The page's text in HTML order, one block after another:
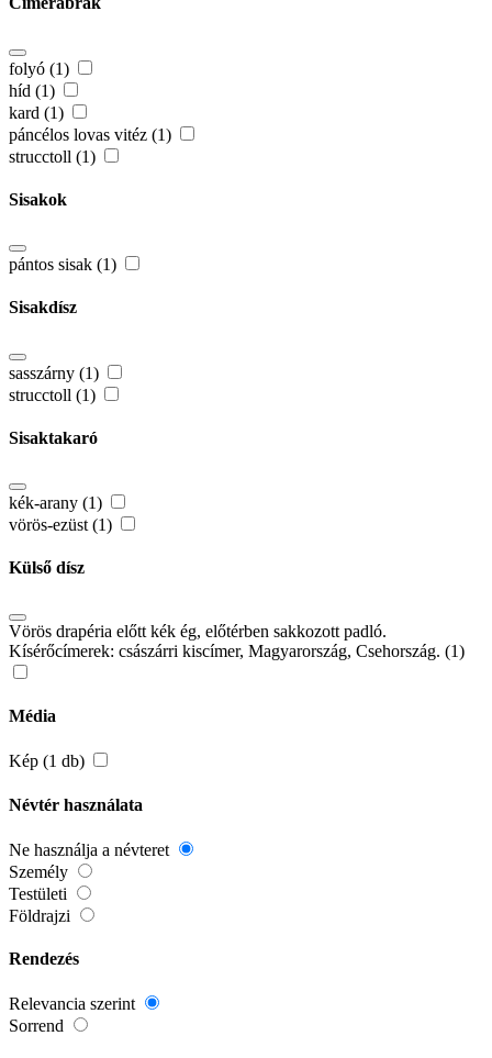
folyó (1)
híd (1)
kard (1)
páncélos lovas vitéz (1)
strucctoll (1)
Sisakok
pántos sisak (1)
Sisakdísz
sasszárny (1)
strucctoll (1)
Sisaktakaró
kék-arany (1)
vörös-ezüst (1)
Külső dísz
Vörös drapéria előtt kék ég, előtérben sakkozott padló.
Kísérőcímerek: császárri kiscímer, Magyarország, Csehország. (1)
Média
Kép (1 db)
Névtér használata
Ne használja a névteret
Személy
Testületi
Földrajzi
Rendezés
Relevancia szerint
Sorrend